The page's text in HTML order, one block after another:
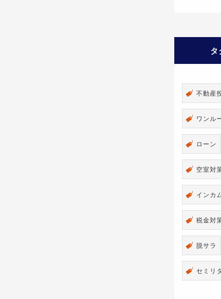
タ
不動産
ワンル
ローン
空室対
インカ
税金対
脱サラ
セミリ